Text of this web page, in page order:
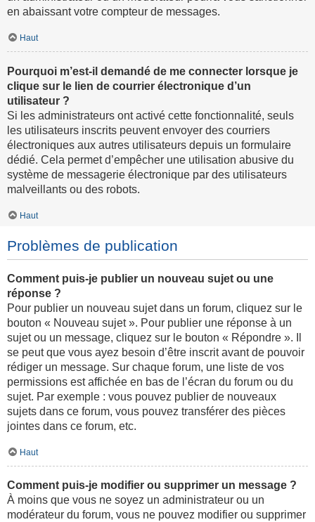
en abaissant votre compteur de messages.
Haut
Pourquoi m’est-il demandé de me connecter lorsque je
clique sur le lien de courrier électronique d’un
utilisateur ?
Si les administrateurs ont activé cette fonctionnalité, seuls
les utilisateurs inscrits peuvent envoyer des courriers
électroniques aux autres utilisateurs depuis un formulaire
dédié. Cela permet d’empêcher une utilisation abusive du
système de messagerie électronique par des utilisateurs
malveillants ou des robots.
Haut
Problèmes de publication
Comment puis-je publier un nouveau sujet ou une
réponse ?
Pour publier un nouveau sujet dans un forum, cliquez sur le
bouton « Nouveau sujet ». Pour publier une réponse à un
sujet ou un message, cliquez sur le bouton « Répondre ». Il
se peut que vous ayez besoin d’être inscrit avant de pouvoir
rédiger un message. Sur chaque forum, une liste de vos
permissions est affichée en bas de l’écran du forum ou du
sujet. Par exemple : vous pouvez publier de nouveaux
sujets dans ce forum, vous pouvez transférer des pièces
jointes dans ce forum, etc.
Haut
Comment puis-je modifier ou supprimer un message ?
À moins que vous ne soyez un administrateur ou un
modérateur du forum, vous ne pouvez modifier ou supprimer